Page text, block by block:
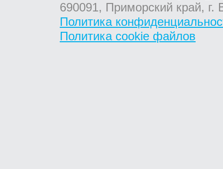
690091, Приморский край,
Политика
Политика cookie файлов